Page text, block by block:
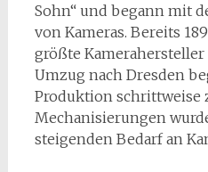
Sohn“ und begann mit
von Kameras. Bereits
größte
Umzug nach Dresden
Produktion schrittweise
Mechanisierungen
steigenden Bedarf an